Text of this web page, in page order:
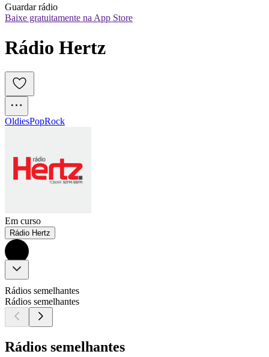
Guardar rádio
Baixe gratuitamente na App Store
Rádio Hertz
OldiesPopRock
Em curso
Rádio Hertz
Rádios semelhantes
Rádios semelhantes
Rádios semelhantes